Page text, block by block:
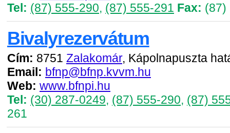
Tel: (87) 555-290, (87) 555-291 Fax: (87)
Bivalyrezervátum
Cím: 8751 Zalakomár, Kápolnapuszta
Email: bfnp@bfnp.kvvm.hu
Web: www.bfnpi.hu
Tel: (30) 287-0249, (87) 555-290, (87)
261